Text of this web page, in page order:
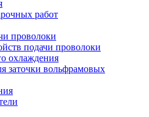
работ
проволоки
подачи проволоки
охлаждения
заточки вольфрамовых